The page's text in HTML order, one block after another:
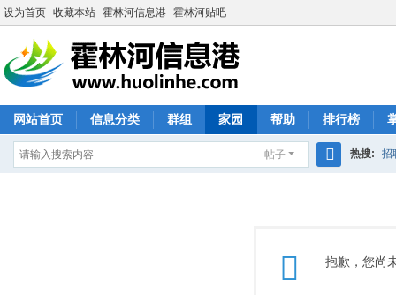
设为首页 收藏本站 霍林河信息港 霍林河贴吧
网站首页 信息分类 群组 家园 帮助 排行榜
帖子 热搜: 招
抱歉，您尚